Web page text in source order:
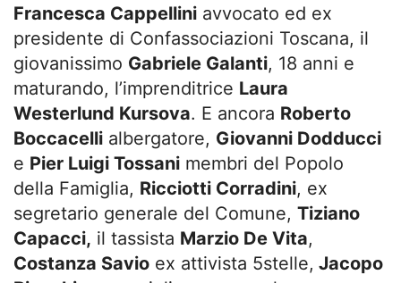
Francesca Cappellini avvocato ed ex
presidente di Confassociazioni Toscana, il
giovanissimo Gabriele Galanti, 18 anni e
maturando, l’imprenditrice Laura
Westerlund Kursova. E ancora Roberto
Boccacelli albergatore, Giovanni Dodducci
e Pier Luigi Tossani membri del Popolo
della Famiglia, Ricciotti Corradini, ex
segretario generale del Comune, Tiziano
Capacci, il tassista Marzio De Vita,
Costanza Savio ex attivista 5stelle, Jacopo